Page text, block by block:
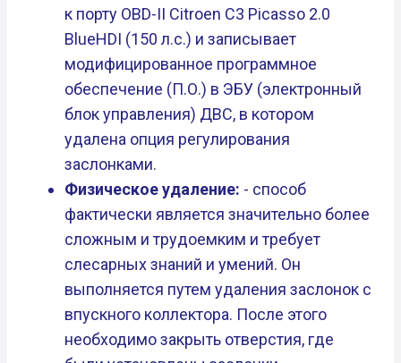
к порту OBD-II Citroen C3 Picasso 2.0
BlueHDI (150 л.с.) и записывает
модифицированное программное
обеспечение (П.О.) в ЭБУ (электронный
блок управления) ДВС, в котором
удалена опция регулирования
заслонками.
Физическое удаление: - способ
фактически является значительно более
сложным и трудоемким и требует
слесарных знаний и умений. Он
выполняется путем удаления заслонок с
впускного коллектора. После этого
необходимо закрыть отверстия, где